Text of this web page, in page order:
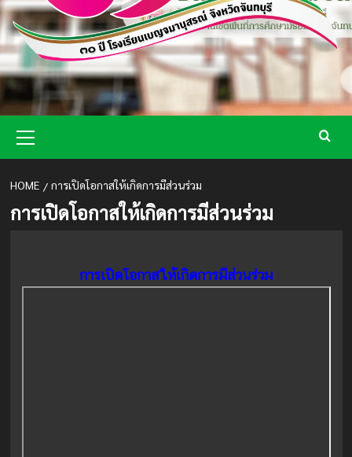
Menu
HOME การเปิดโอกาสให้เกิดการมีส่วนร่วม
การเปิดโอกาสให้เกิดการมีส่วนร่วม
การเปิดโอกาสให้เกิดการมีส่วนร่วม